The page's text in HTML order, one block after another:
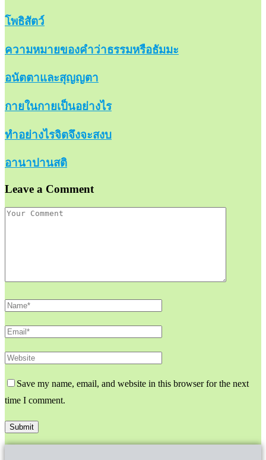
โพธิสัตว์
ความหมายของคำว่าธรรมหรือธัมมะ
อนัตตาและสุญญตา
กายในกายเป็นอย่างไร
ทำอย่างไรจิตจึงจะสงบ
อานาปานสติ
Leave a Comment
Save my name, email, and website in this browser for the next
time I comment.